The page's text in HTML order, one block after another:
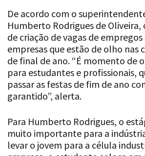
De acordo com o
Humberto Rodrigues de
de criação de vagas de
empresas que estão de olho nas
de final de ano. “É momento de
para estudantes e profissionais,
passar as festas de fim de ano
garantido”, alerta.
Para Humberto Rodrigues, o
muito importante para a
levar o jovem para a célula